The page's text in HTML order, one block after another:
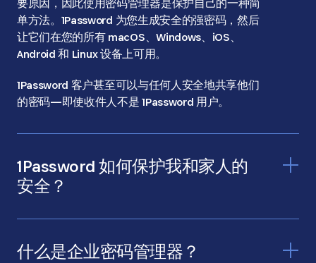
要原因，因此使用密码管理器是保护自己的一种简
单方法。1Password 为您生成安全的强密码，然后
让它们在您的所有 macOS、Windows、iOS、
Android 和 Linux 设备上可用。
1Password 客户甚至可以与任何人安全地共享他们
的密码—即使收件人不是 1Password 用户。
1Password 如何保护我和家人的
安全？
什么是企业密码管理器？